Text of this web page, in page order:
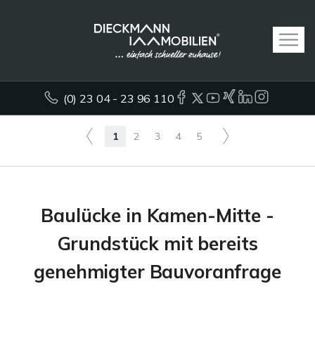
(0) 23 04 - 23 96 110
1 2 3 4 5
Baulücke in Kamen-Mitte -
Grundstück mit bereits
genehmigter Bauvoranfrage